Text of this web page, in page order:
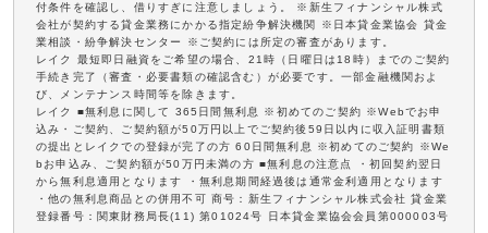
付条件を確認し、借りすぎに注意しましょう。 ※新生フィナンシャル株式
会社が契約する貸金業務にかかる指定紛争解決機関 ※日本貸金業協会 貸金
業相談・紛争解決センター ※ご契約には所定の審査があります。
レイク 最短即日融資をご希望の場合、21時（日曜日は18時）までのご契約
手続き完了（審査・必要書類の確認含む）が必要です。一部金融機関およ
び、メンテナンス時間等を除きます。
レイク ■無利息に関して 365日間無利息 ※初めてのご契約 ※Webでお申
込み・ご契約、ご契約額が50万円以上でご契約後59日以内に収入証明書類
の提出とレイクでの登録が完了の方 60日間無利息 ※初めてのご契約 ※We
bお申込み、ご契約額が50万円未満の方 ■無利息の注意点 ・初回契約翌日
から無利息適用となります ・無利息期間経過後は通常金利適用となります
・他の無利息商品との併用不可 商号：新生フィナンシャル株式会社 貸金業
登録番号：関東財務局長(11) 第01024号 日本貸金業協会会員第000003号